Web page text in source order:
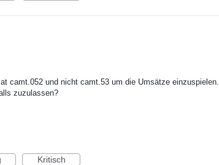
camt.052 und nicht camt.53 um die Umsätze
zuzulassen?
Kritisch